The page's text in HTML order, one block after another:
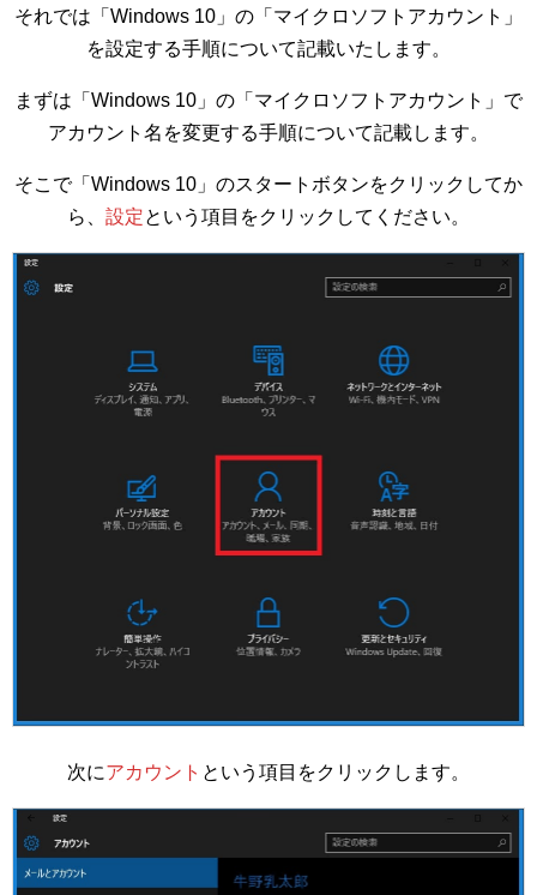
それでは「Windows 10」の「マイクロソフトアカウント」
を設定する手順について記載いたします。
まずは「Windows 10」の「マイクロソフトアカウント」で
アカウント名を変更する手順について記載します。
そこで「Windows 10」のスタートボタンをクリックしてか
ら、 設定という項目をクリックしてください。
次にアカウント という項目をクリックします。